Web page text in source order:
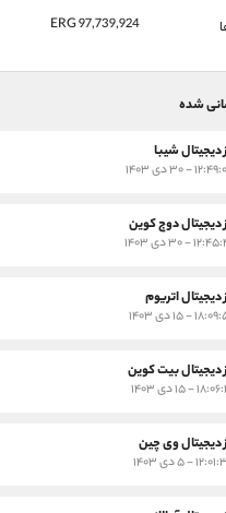
97,739,924 ERG
شده
ديجيتال شیبا
- ۳۰ دی ۱۴۰۳
دیجیتال دوج کوین
- ۳۰ دی ۱۴۰۳
دیجیتال اتریوم
- ۱۵ دی ۱۴۰۳
دیجیتال بیت کوین
- ۱۵ دی ۱۴۰۳
دیجیتال وی چین
- ۵ دی ۱۴۰۳